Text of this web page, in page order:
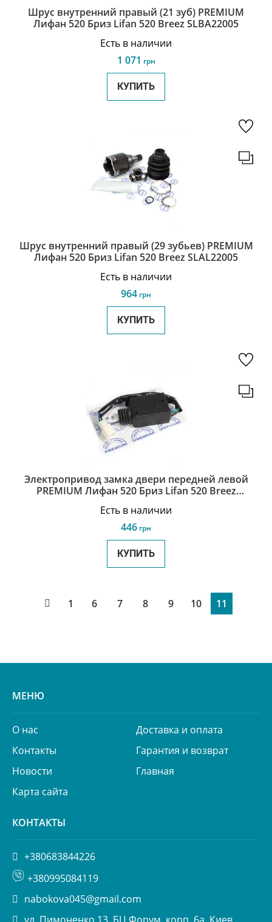
Шрус внутренний правый (21 зуб) PREMIUM
Лифан 520 Бриз Lifan 520 Breez SLBA22005
Есть в наличии
1 071 грн
КУПИТЬ
Шрус внутренний правый (29 зубьев) PREMIUM
Лифан 520 Бриз Lifan 520 Breez SLAL22005
Есть в наличии
964 грн
КУПИТЬ
Электропривод замка двери передней левой
PREMIUM Лифан 520 Бриз Lifan 520 Breez
Есть в наличии
446 грн
КУПИТЬ
1 6 7 8 9 10 11
МЕНЮ
О нас
Доставка и оплата
Контакты
Гарантия и возврат
Новости
Главная
Карта сайта
КОНТАКТЫ
+380683844226
+380995084119
nabokova045@gmail.com